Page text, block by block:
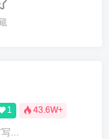
1 43.6W+
...